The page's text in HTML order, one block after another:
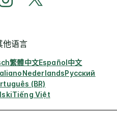
他语言
繁體中文Español中文
NederlandsРусский
(BR)
Tiếng Việt